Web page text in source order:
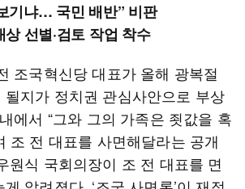
기냐… 국민 배반” 비판
선별·검토 작업 착수
조국혁신당 대표가 올해 광복절
지가 정치권 관심사안으로 부상
에서 “그와 그의 가족은 죗값을 혹
조 전 대표를 사면해달라는 공개
원식 국회의장이 조 전 대표를 면